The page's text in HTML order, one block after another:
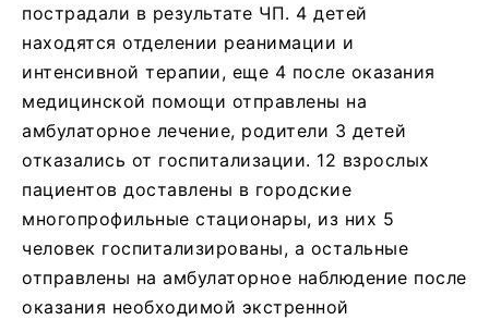
пострадали в результате ЧП. 4 детей
находятся отделении реанимации и
интенсивной терапии, еще 4 после оказания
медицинской помощи отправлены на
амбулаторное лечение, родители 3 детей
отказались от госпитализации. 12 взрослых
пациентов доставлены в городские
многопрофильные стационары, из них 5
человек госпитализированы, а остальные
отправлены на амбулаторное наблюдение после
оказания необходимой экстренной